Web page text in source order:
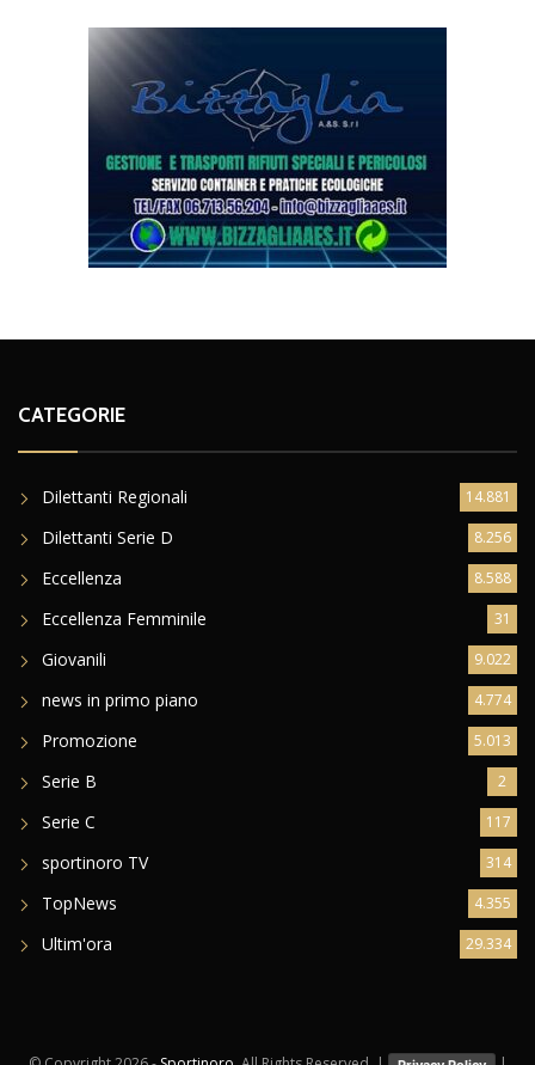
CATEGORIE
Dilettanti Regionali 14.881
Dilettanti Serie D 8.256
Eccellenza 8.588
Eccellenza Femminile 31
Giovanili 9.022
news in primo piano 4.774
Promozione 5.013
Serie B 2
Serie C 117
sportinoro TV 314
TopNews 4.355
Ultim'ora 29.334